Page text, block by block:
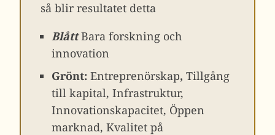
så blir resultatet detta
BlåttBara forskning och
innovation
Grönt: Entreprenörskap, Tillgång
till kapital, Infrastruktur,
Innovationskapacitet, Öppen
marknad, Kvalitet på